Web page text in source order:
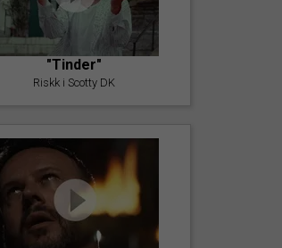
"Tinder"
Riskk i Scotty DK